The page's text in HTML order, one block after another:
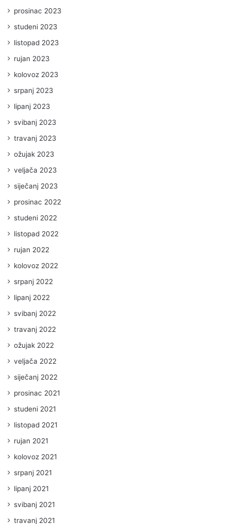
prosinac 2023
studeni 2023
listopad 2023
rujan 2023
kolovoz 2023
srpanj 2023
lipanj 2023
svibanj 2023
travanj 2023
ožujak 2023
veljača 2023
siječanj 2023
prosinac 2022
studeni 2022
listopad 2022
rujan 2022
kolovoz 2022
srpanj 2022
lipanj 2022
svibanj 2022
travanj 2022
ožujak 2022
veljača 2022
siječanj 2022
prosinac 2021
studeni 2021
listopad 2021
rujan 2021
kolovoz 2021
srpanj 2021
lipanj 2021
svibanj 2021
travanj 2021